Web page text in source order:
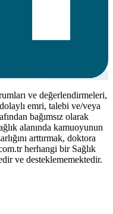
ve değerlendirmeleri,
emri, talebi ve/veya
bağımsız olarak
alanında kamuoyunun
arttırmak, doktora
herhangi bir Sağlık
ve desteklememektedir.